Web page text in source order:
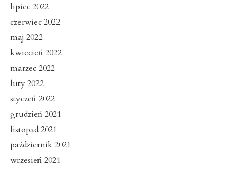
lipiec 2022
czerwiec 2022
maj 2022
kwiecień 2022
marzec 2022
luty 2022
styczeń 2022
grudzień 2021
listopad 2021
październik 2021
wrzesień 2021